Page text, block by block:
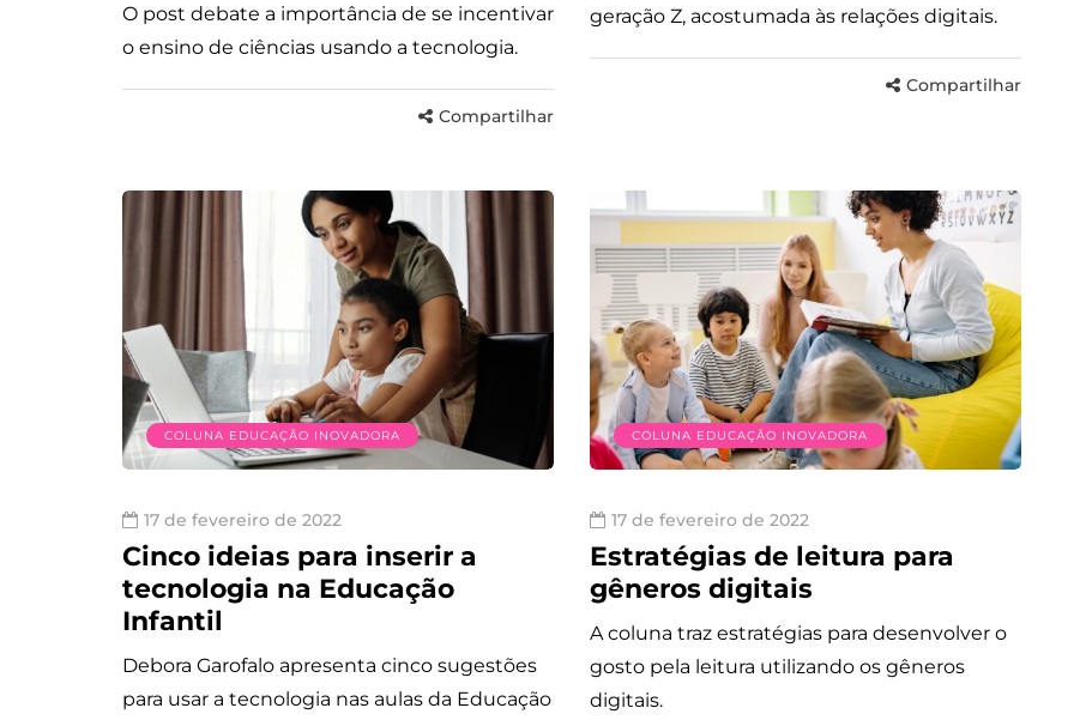
O post debate a importância de se incentivar
o ensino de ciências usando a tecnologia.
Compartilhar
geração Z, acostumada às relações digitais.
Compartilhar
COLUNA EDUCAÇÃO INOVADORA
17 de fevereiro de 2022
Cinco ideias para inserir a
tecnologia na Educação
Infantil
Debora Garofalo apresenta cinco sugestões
para usar a tecnologia nas aulas da Educação
COLUNA EDUCAÇÃO INOVADORA
17 de fevereiro de 2022
Estratégias de leitura para
gêneros digitais
A coluna traz estratégias para desenvolver o
gosto pela leitura utilizando os gêneros
digitais.